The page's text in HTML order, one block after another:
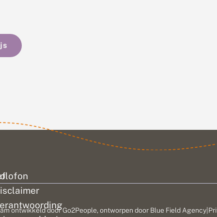
ontwikkeld doorGo2People, ontworpen door Blue Field Agency